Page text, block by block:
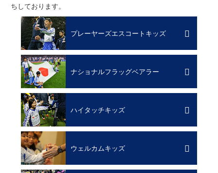
ちしております。
プレーヤーズエスコートキッズ
ナショナルフラッグベアラー
ハイタッチキッズ
ウェルカムキッズ